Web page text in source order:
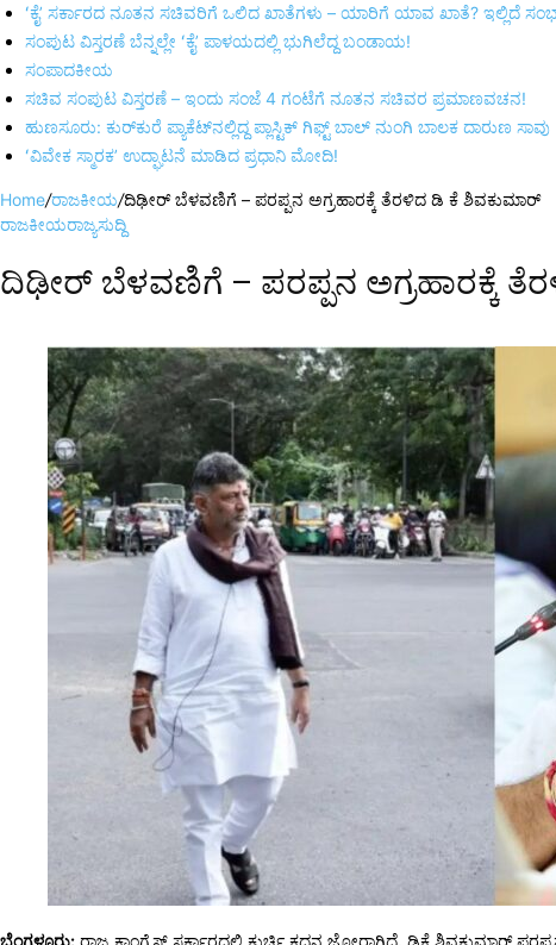
ʻಕೈʼ ಸರ್ಕಾರದ ನೂತನ ಸಚಿವರಿಗೆ ಒಲಿದ ಖಾತೆಗಳು – ಯಾರಿಗೆ ಯಾವ ಖಾತೆ? ಇಲ್ಲಿದೆ
ಸಂಪುಟ ವಿಸ್ತರಣೆ ಬೆನ್ನಲ್ಲೇ ʻಕೈʼ ಪಾಳಯದಲ್ಲಿ ಭುಗಿಲೆದ್ದ ಬಂಡಾಯ!
ಸಂಪಾದಕೀಯ
ಸಚಿವ ಸಂಪುಟ ವಿಸ್ತರಣೆ – ಇಂದು ಸಂಜೆ 4 ಗಂಟೆಗೆ ನೂತನ ಸಚಿವರ ಪ್ರಮಾಣವಚನ!
ಹುಣಸೂರು: ಕುರ್‌ಕುರೆ ಪ್ಯಾಕೆಟ್‌ನಲ್ಲಿದ್ದ ಪ್ಲಾಸ್ಟಿಕ್ ಗಿಫ್ಟ್ ಬಾಲ್ ನುಂಗಿ ಬಾಲಕ ದಾರುಣ ಸಾವು
ʻವಿವೇಕ ಸ್ಮಾರಕʼ ಉದ್ಘಾಟನೆ ಮಾಡಿದ ಪ್ರಧಾನಿ ಮೋದಿ!
Home/ರಾಜಕೀಯ/ದಿಢೀರ್‌ ಬೆಳವಣಿಗೆ – ಪರಪ್ಪನ ಅಗ್ರಹಾರಕ್ಕೆ ತೆರಳಿದ ಡಿ ಕೆ ಶಿವಕುಮಾರ್​​
ರಾಜಕೀಯರಾಜ್ಯಸುದ್ದಿ
ದಿಢೀರ್‌ ಬೆಳವಣಿಗೆ – ಪರಪ್ಪನ ಅಗ್ರಹಾರಕ್ಕೆ
ಬೆಂಗಳೂರು: ರಾಜ್ಯ ಕಾಂಗ್ರೆಸ್​​ ಸರ್ಕಾರದಲ್ಲಿ ಕುರ್ಚಿ ಕದನ ಜೋರಾಗಿದೆ. ಡಿಕೆ ಶಿವಕುಮಾರ್​​